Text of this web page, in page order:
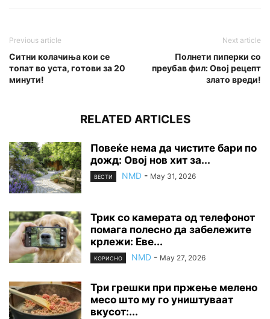
Previous article
Ситни колачиња кои се
топат во уста, готови за 20
минути!
Next article
Полнети пиперки со
преубав фил: Овој рецепт
злато вреди!
RELATED ARTICLES
Повеќе нема да чистите бари по
дожд: Овој нов хит за...
ВЕСТИ NMD - May 31, 2026
Трик со камерата од телефонот
помага полесно да забележите
крлежи: Еве...
КОРИСНО NMD - May 27, 2026
Три грешки при пржење мелено
месо што му го уништуваат
вкусот:...